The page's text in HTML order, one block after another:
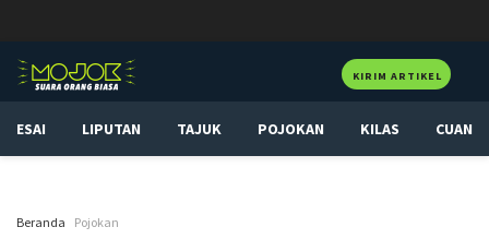
KIRIM ARTIKEL
ESAI LIPUTAN TAJUK POJOKAN KILAS CUAN
Beranda Pojokan